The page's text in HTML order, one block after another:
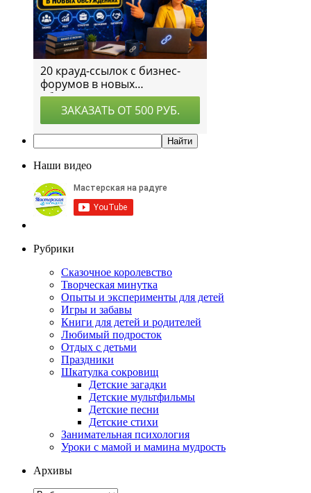
Наши видео
Рубрики
Сказочное королевство
Творческая минутка
Опыты и эксперименты для детей
Игры и забавы
Книги для детей и родителей
Любимый подросток
Отдых с детьми
Праздники
Шкатулка сокровищ
Детские загадки
Детские мультфильмы
Детские песни
Детские стихи
Занимательная психология
Уроки с мамой и мамина мудрость
Архивы